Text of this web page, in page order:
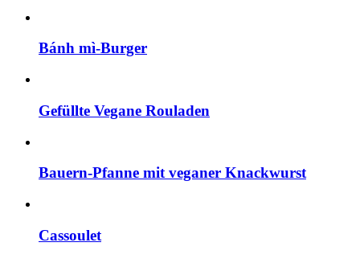
Bánh mì-Burger
Gefüllte Vegane Rouladen
Bauern-Pfanne mit veganer Knackwurst
Cassoulet